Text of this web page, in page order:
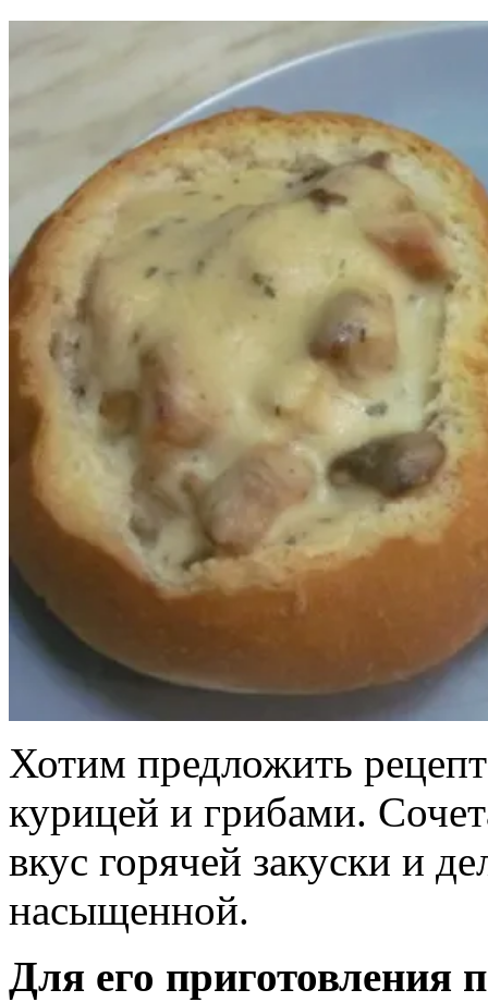
Хотим предложить
курицей и грибами.
вкус горячей закуски и
насыщенной.
Для его приготовления